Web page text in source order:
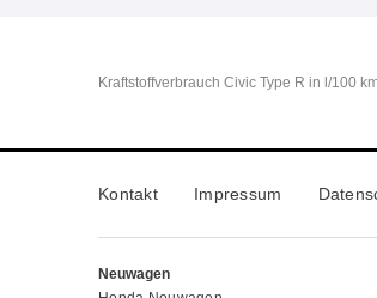
Kraftstoffverbrauch Civic Type R in l/100
Kontakt Impressum
Neuwagen